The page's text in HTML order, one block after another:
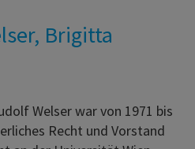
Brigitta
Welser war von 1971 bis
Recht und Vorstand